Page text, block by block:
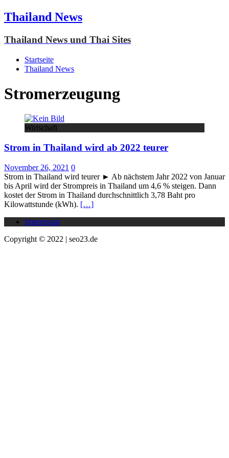
Thailand News
Thailand News und Thai Sites
Startseite
Thailand News
Stromerzeugung
Wirtschaft
Strom in Thailand wird ab 2022 teurer
November 26, 2021 0
Strom in Thailand wird teurer ► Ab nächstem Jahr 2022 von Januar
bis April wird der Strompreis in Thailand um 4,6 % steigen. Dann
kostet der Strom in Thailand durchschnittlich 3,78 Baht pro
Kilowattstunde (kWh). […]
Impressum
Copyright © 2022 | seo23.de